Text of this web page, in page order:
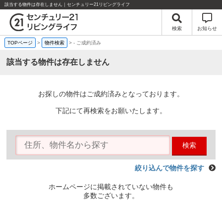
該当する物件は存在しません｜センチュリー21リビングライフ
検索 お知らせ
TOPページ > 物件検索 >- ご成約済み
該当する物件は存在しません
お探しの物件はご成約済みとなっております。
下記にて再検索をお願いたします。
検索
絞り込んで物件を探す
ホームページに掲載されていない物件も
多数ございます。